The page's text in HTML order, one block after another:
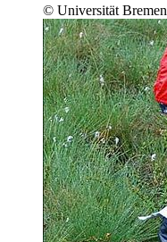
© Universität Bremen